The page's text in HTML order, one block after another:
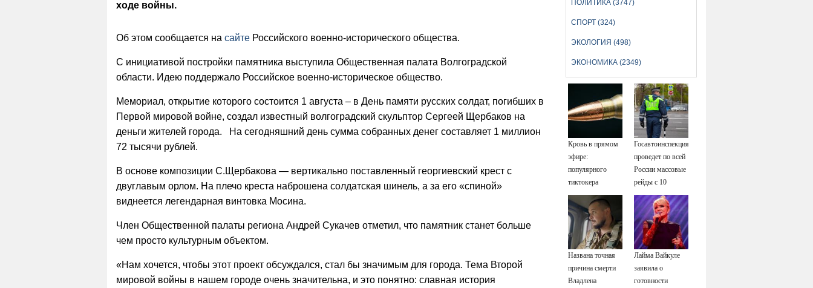
ходе войны.
Об этом сообщается на сайте Российского военно-исторического общества.
С инициативой постройки памятника выступила Общественная палата Волгоградской
области. Идею поддержало Российское военно-историческое общество.
Мемориал, открытие которого состоится 1 августа – в День памяти русских солдат, погибших в
Первой мировой войне, создал известный волгоградский скульптор Сергеей Щербаков на
деньги жителей города. На сегодняшний день сумма собранных денег составляет 1 миллион
72 тысячи рублей.
В основе композиции С.Щербакова — вертикально поставленный георгиевский крест с
двуглавым орлом. На плечо креста наброшена солдатская шинель, а за его «спиной»
виднеется легендарная винтовка Мосина.
Член Общественной палаты региона Андрей Сукачев отметил, что памятник станет больше
чем просто культурным объектом.
«Нам хочется, чтобы этот проект обсуждался, стал бы значимым для города. Тема Второй
мировой войны в нашем городе очень значительна, и это понятно: славная история
ПОЛИТИКА (3747)
СПОРТ (324)
ЭКОЛОГИЯ (498)
ЭКОНОМИКА (2349)
Кровь в прямом
эфире:
популярного
тиктокера
застрелили у
ресторана
Госавтоинспекция
проведет по всей
России массовые
рейды с 10
августа
Названа точная
причина смерти
Владлена
Лайма Вайкуле
заявила о
готовности